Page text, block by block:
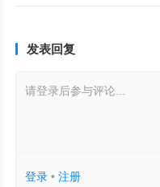
发表回复
请登录后参与评论...
登录 •注册